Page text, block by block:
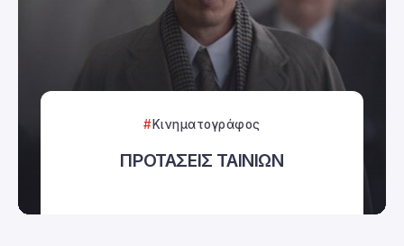
Κινηματογράφος
ΠΡΟΤΑΣΕΙΣ ΤΑΙΝΙΩΝ